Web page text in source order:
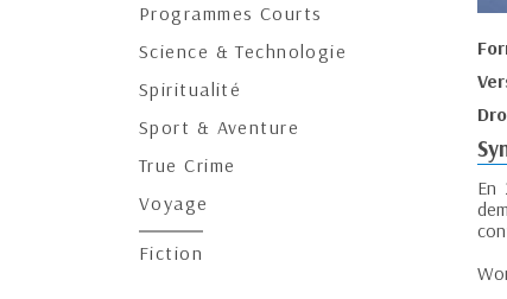
Programmes Courts
Science & Technologie
Spiritualité
Sport & Aventure
True Crime
Voyage
Fiction
En